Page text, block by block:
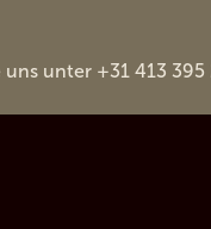
unter +31 413